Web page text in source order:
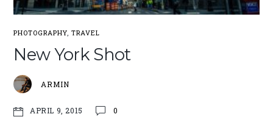
PHOTOGRAPHY, TRAVEL
New York Shot
ARMIN
APRIL 9, 2015 0